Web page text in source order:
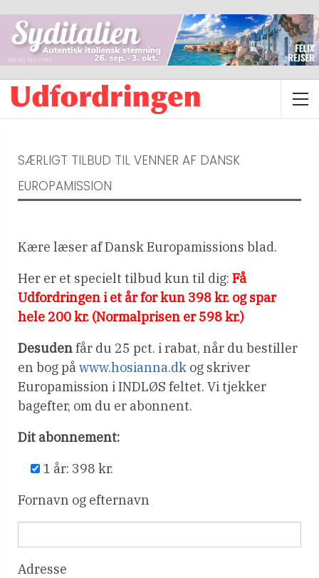
SÆRLIGT TILBUD TIL VENNER AF DANSK
EUROPAMISSION
Kære læser af Dansk Europamissions blad.
Her er et specielt tilbud kun til dig: Få
Udfordringen i et år for kun 398 kr. og spar
hele 200 kr. (Normalprisen er 598 kr.)
Desudenfår du 25 pct. i rabat, når du bestiller
en bog påwww.hosianna.dk og skriver
Europamission i INDLØS feltet. Vi tjekker
bagefter, om du er abonnent.
Dit abonnement:
1 år: 398 kr.
Fornavn og efternavn
Adresse